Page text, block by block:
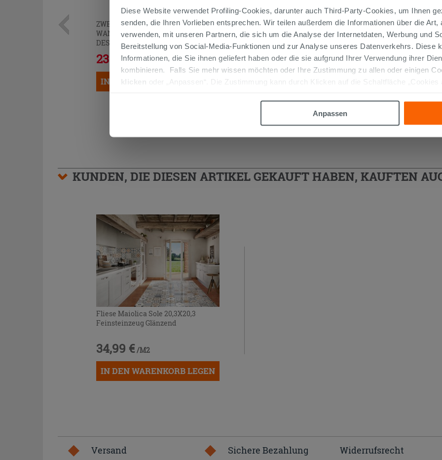
Diese Website verwendet Profiling-Cookies, darunter auch Third-Party-Cookies, um Ihnen
senden, die Ihren Vorlieben entsprechen. Wir teilen außerdem die Informationen über die
verwenden, mit unseren Partnern, die sich um die Analyse der Internetdaten, Werbung und
Bereitstellung von Social-Media-Funktionen und zur Analyse unseres Datenverkehrs. Diese
Informationen, die Sie ihnen geliefert haben oder die sie aufgrund Ihrer Verwendung ihrer
kombinieren. Falls Sie mehr wissen möchten oder Ihre Zustimmung zu allen oder einigen
klicken
oder „Anpassen“. Die Zustimmung kann durch Klicken auf die Schaltfläche „Cookies
Anpassen
ZWEIGRIFF-WANNENARMATUR FÜR
WANDMONTAGE MIT HANDBRAUSE
DESK CHROM
235,92 € /STK.294,90 € -20,00%
IN DEN WARENKORB LEGEN
ZWEIGRIFF-WANNENARMATUR FÜR
WANDMONTAGE MIT HANDBRAUSE
OLIMPIA CHROM
274,90 € /STK.
Im Geschäft oder über den Kundenservice
KUNDEN, DIE DIESEN ARTIKEL GEKAUFT HABEN, KAUFTEN
Fliese Maiolica Sole 20,3X20,3
Feinsteinzeug Glänzend
34,99 € /M2
IN DEN WARENKORB LEGEN
Versand Sichere Bezahlung Widerrufsrecht